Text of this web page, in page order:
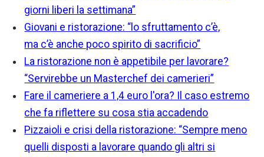
giorni liberi la settimana”
Giovani e ristorazione: “lo sfruttamento c’è,
ma c’è anche poco spirito di sacrificio”
La ristorazione non è appetibile per lavorare?
“Servirebbe un Masterchef dei camerieri”
Fare il cameriere a 1,4 euro l'ora? Il caso estremo
che fa riflettere su cosa stia accadendo
Pizzaioli e crisi della ristorazione: “Sempre meno
quelli disposti a lavorare quando gli altri si